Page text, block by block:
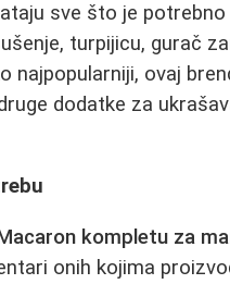
sve što je
turpijicu, gurač
najpopularniji, ovaj
dodatke za
kompletu za
onih kojima